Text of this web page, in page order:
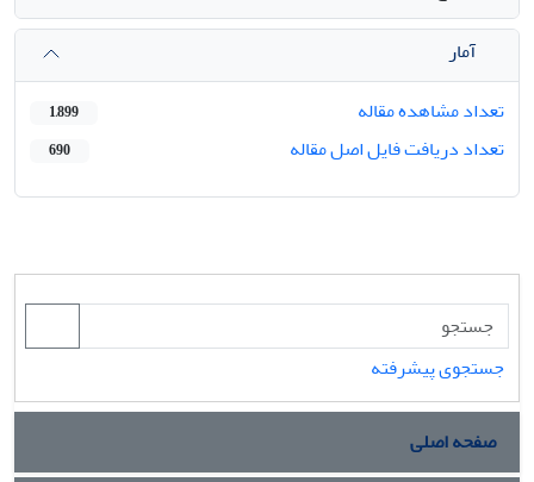
آمار
تعداد مشاهده مقاله
1,899
تعداد دریافت فایل اصل مقاله 690
جستجوی پیشرفته
صفحه اصلی